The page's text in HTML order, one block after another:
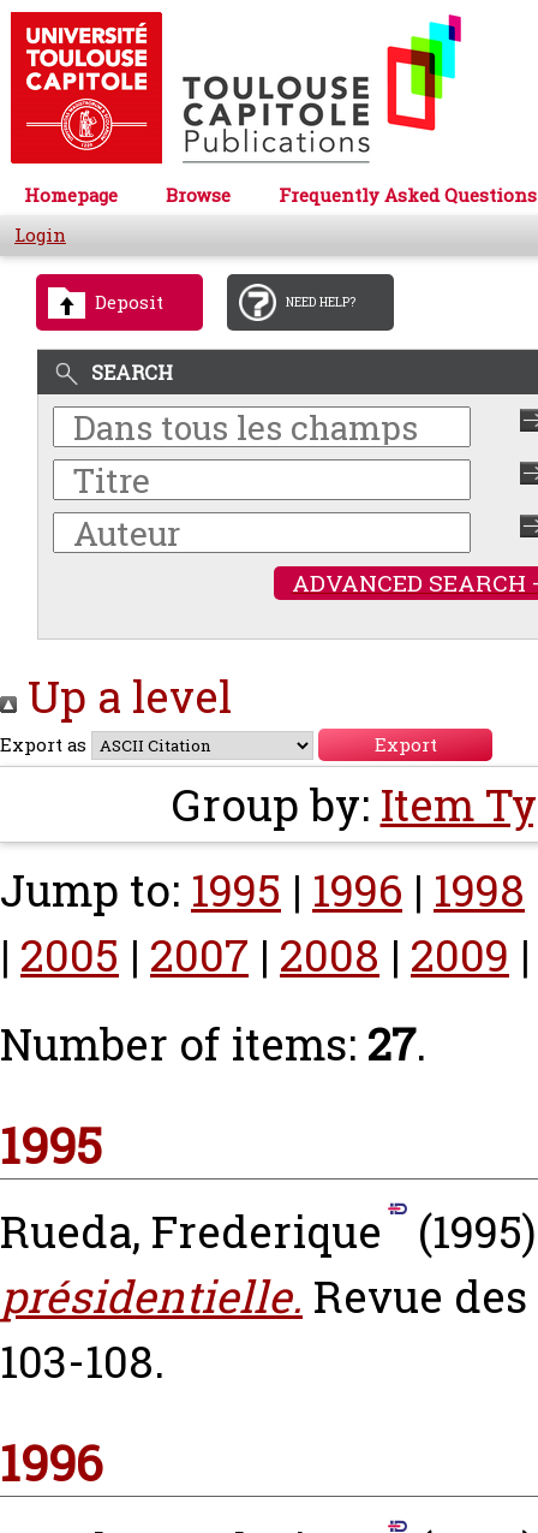
Homepage Browse
Frequently Asked Questions
Login
Deposit NEED HELP?
SEARCH
ADVANCED SEARCH
Up a level
Export as
Group by: Item
Jump to: 1995 | 1996 | 1998
| 2005 | 2007 | 2008 | 2009
Number of items: 27.
1995
Rueda, Frederique
présidentielle. Revue
103-108.
1996